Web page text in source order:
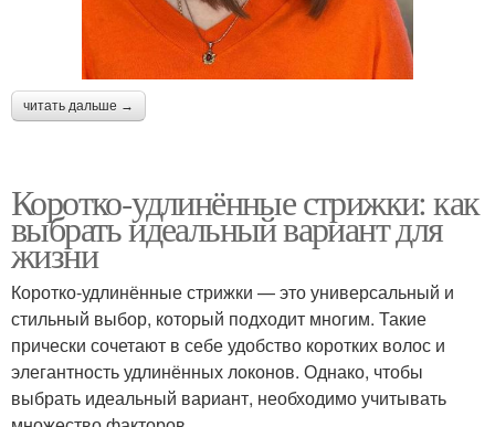
читать дальше →
Коротко-удлинённые стрижки: как
выбрать идеальный вариант для
жизни
Коротко-удлинённые стрижки — это универсальный и
стильный выбор, который подходит многим. Такие
прически сочетают в себе удобство коротких волос и
элегантность удлинённых локонов. Однако, чтобы
выбрать идеальный вариант, необходимо учитывать